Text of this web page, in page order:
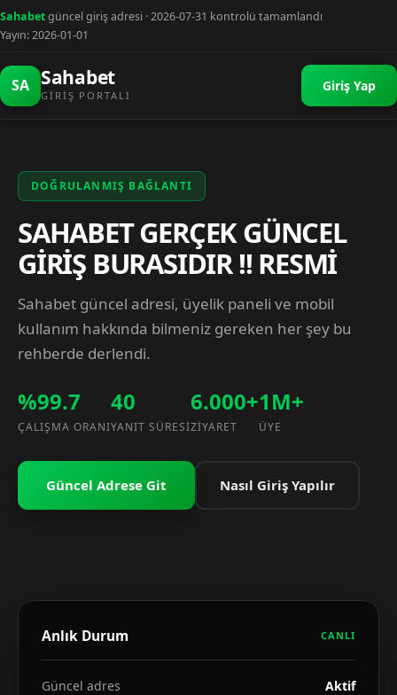
Sahabetgüncel giriş adresi · 2026-07-31 kontrolü tamamlandı
Yayın: 2026-01-01
SA Sahabet
GIRIŞ PORTALI
Giriş Yap
DOĞRULANMIŞ BAĞLANTI
SAHABET GERÇEK GÜNCEL
GİRİŞ BURASIDIR !! RESMİ
Sahabet güncel adresi, üyelik paneli ve mobil
kullanım hakkında bilmeniz gereken her şey bu
rehberde derlendi.
%99.7
ÇALIŞMA ORANI
40
YANIT SÜRESI
6.000+
ZIYARET
1M+
ÜYE
Güncel Adrese Git Nasıl Giriş Yapılır
Anlık Durum CANLI
Güncel adres Aktif